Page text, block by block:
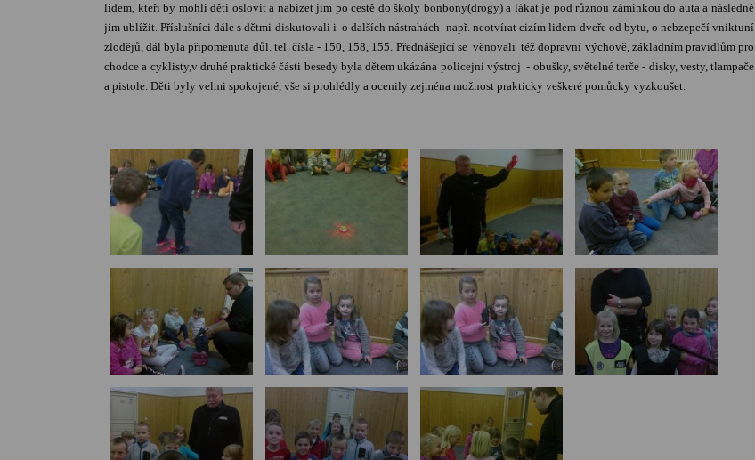
lidem, kteří by mohli děti oslovit a nabízet jim po cestě do školy bonbony(drogy) a lákat je pod různou záminkou do auta a následně
jim ublížit. Příslušníci dále s dětmi diskutovali i o dalších nástrahách- např. neotvírat cizím lidem dveře od bytu, o nebzepečí vniktuní
zlodějů, dál byla připomenuta důl. tel. čísla - 150, 158, 155. Přednášející se věnovali též dopravní výchově, základním pravidlům pro
chodce a cyklisty,v druhé praktické části besedy byla dětem ukázána policejní výstroj - obušky, světelné terče - disky, vesty, tlampače
a pistole. Děti byly velmi spokojené, vše si prohlédly a ocenily zejména možnost prakticky veškeré pomůcky vyzkoušet.